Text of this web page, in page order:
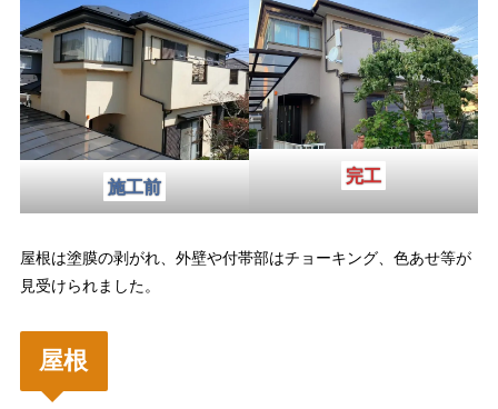
施工前
完工
屋根は塗膜の剥がれ、外壁や付帯部はチョーキング、色あせ等が
見受けられました。
屋根